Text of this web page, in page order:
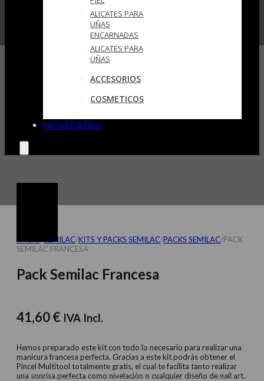
ALICATES PARA
UÑAS
ENCARNADAS
ALICATES PARA
UÑAS
ACCESORIOS
COSMETICOS
NOVEDADES
SEMILAC/KITS Y PACKS SEMILAC/PACKS SEMILAC/PACK
SEMILAC FRANCESA
Pack Semilac Francesa
41,60€ IVA Incl.
Hemos preparado este kit con todo lo necesario para realizar una
manicura francesa perfecta. Gracias a este kit podrás obtener el
Pincel Multitool totalmente gratis, el cual te facilita tanto realizar
una sonrisa perfecta como nivelación o cualquier diseño de nail art.